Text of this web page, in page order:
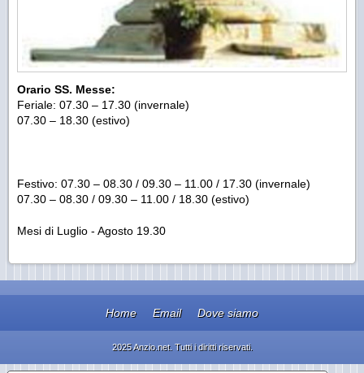
Orario SS. Messe:
Feriale: 07.30 – 17.30 (invernale)
07.30 – 18.30 (estivo)
Festivo: 07.30 – 08.30 / 09.30 – 11.00 / 17.30 (invernale)
07.30 – 08.30 / 09.30 – 11.00 / 18.30 (estivo)
Mesi di Luglio - Agosto 19.30
Home Email Dove siamo
2025 Anzio.net. Tutti i diritti riservati.